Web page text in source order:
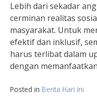
Lebih dari sekadar
cerminan realitas
masyarakat. Untuk
efektif dan inklusif,
harus terlibat dalam
dengan
Posted in Berita Hari Ini